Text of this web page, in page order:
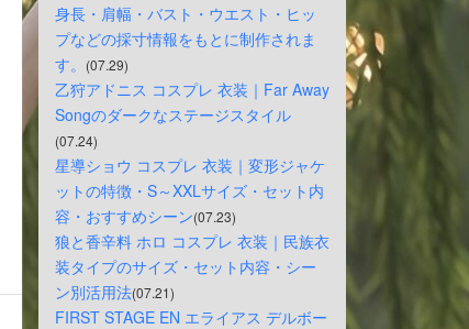
身長・肩幅・バスト・ウエスト・ヒッ
プなどの採寸情報をもとに制作されま
す。 (07.29)
乙狩アドニス コスプレ 衣装｜Far Away
Songのダークなステージスタイル
(07.24)
星導ショウ コスプレ 衣装｜変形ジャケ
ットの特徴・S～XXLサイズ・セット内
容・おすすめシーン(07.23)
狼と香辛料 ホロ コスプレ 衣装｜民族衣
装タイプのサイズ・セット内容・シー
ン別活用法(07.21)
FIRST STAGE EN エライアス デルボー